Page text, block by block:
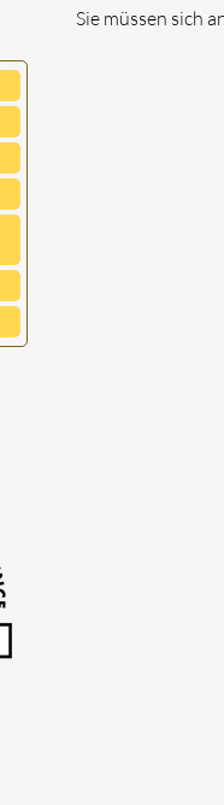
Sie müssen sich